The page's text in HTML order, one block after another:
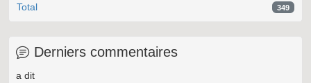
Total 349
Derniers commentaires
a dit